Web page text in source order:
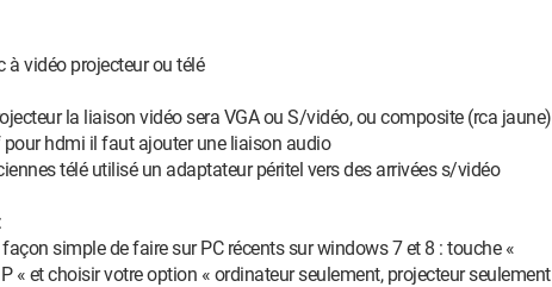
à vidéo projecteur ou télé
la liaison vidéo sera VGA ou S/vidéo, ou composite (rca jaune)
hdmi il faut ajouter une liaison audio
télé utilisé un adaptateur péritel vers des arrivées s/vidéo
simple de faire sur PC récents sur windows 7 et 8 : touche «
« et choisir votre option « ordinateur seulement, projecteur seulement